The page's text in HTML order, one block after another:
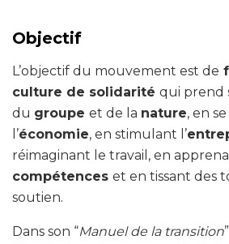
Objectif
L’objectif du mouvement est de
culture de solidarité qui prend
du groupe et de la nature, en
l’économie, en stimulant l’
réimaginant le travail, en
compétences et en tissant des
soutien.
Dans son “Manuel de la transition